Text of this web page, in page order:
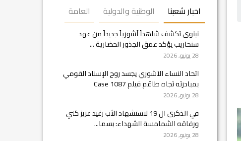
اخبار شعبنا الوطنية والدولية العامة
نينوى تكشف شاهداً آشورياً جديداً من عهد
سنحاريب يؤكد عمق الجذور الحضارية ...
28 يونيو, 2026
اتحاد النساء الآشوري يجسد روح الإسناد القومي
بمبادرته تجاه طاقم فيلم Case 1087
28 يونيو, 2026
في الذكرى ال 19 لاستشهاد الأب رغيد عزيز كني
ورفاقه الشمامسة الشهداء: بسما...
28 يونيو, 2026